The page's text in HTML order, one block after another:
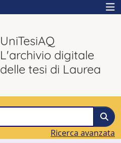
UniTesiAQ
L'archivio digitale
delle tesi di Laurea
Ricerca avanzata